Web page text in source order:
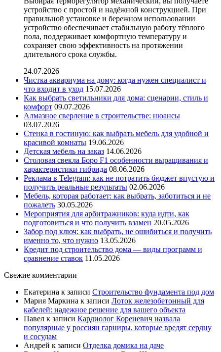
устройство с простой и надёжной конструкцией. При
правильной установке и бережном использовании
устройство обеспечивает стабильную работу тёплого
пола, поддерживает комфортную температуру и
сохраняет свою эффективность на протяжении
длительного срока службы.
24.07.2026
Чистка аквариума на дому: когда нужен специалист и
что входит в уход 15.07.2026
Как выбрать светильники для дома: сценарии, стиль и
комфорт 09.07.2026
Алмазное сверление в строительстве: нюансы
03.07.2026
Стенка в гостиную: как выбрать мебель для удобной и
красивой комнаты 19.06.2026
Детская мебель на заказ 14.06.2026
Столовая свекла Боро F1 особенности выращивания и
характеристики гибрида 08.06.2026
Реклама в Telegram: как не потратить бюджет впустую и
получить реальные результаты 02.06.2026
Мебель, которая работает: как выбрать, заботиться и не
пожалеть 30.05.2026
Мероприятия для арбитражников: куда идти, как
подготовиться и что получить взамен 20.05.2026
Забор под ключ: как выбрать, не ошибиться и получить
именно то, что нужно 13.05.2026
Кредит под строительство дома — виды программ и
сравнение ставок 11.05.2026
Свежие комментарии
Екатерина к записи Строительство фундамента под дом
Мария Маркина к записи Лоток железобетонный для
кабелей: надежное решение для вашего объекта
Павел к записи Кардиолог Кореневич назвала
популярные у россиян гарниры, которые вредят сердцу
и сосудам
Андрей к записи Отделка домика на даче